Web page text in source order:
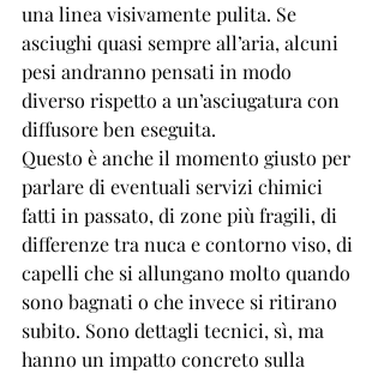
una linea visivamente pulita. Se
asciughi quasi sempre all’aria, alcuni
pesi andranno pensati in modo
diverso rispetto a un’asciugatura con
diffusore ben eseguita.
Questo è anche il momento giusto per
parlare di eventuali servizi chimici
fatti in passato, di zone più fragili, di
differenze tra nuca e contorno viso, di
capelli che si allungano molto quando
sono bagnati o che invece si ritirano
subito. Sono dettagli tecnici, sì, ma
hanno un impatto concreto sulla